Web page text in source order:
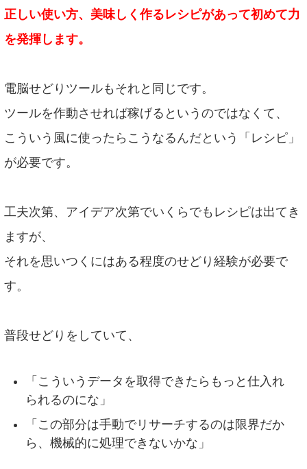
正しい使い方、美味しく作るレシピがあって初めて力
を発揮します。
電脳せどりツールもそれと同じです。
ツールを作動させれば稼げるというのではなくて、
こういう風に使ったらこうなるんだという「レシピ」
が必要です。
工夫次第、アイデア次第でいくらでもレシピは出てき
ますが、
それを思いつくにはある程度のせどり経験が必要で
す。
普段せどりをしていて、
「こういうデータを取得できたらもっと仕入れ
られるのにな」
「この部分は手動でリサーチするのは限界だか
ら、機械的に処理できないかな」